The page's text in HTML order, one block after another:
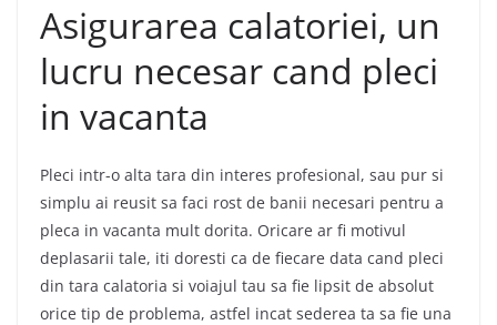
Asigurarea calatoriei, un
lucru necesar cand pleci
in vacanta
Pleci intr-o alta tara din interes profesional, sau pur si
simplu ai reusit sa faci rost de banii necesari pentru a
pleca in vacanta mult dorita. Oricare ar fi motivul
deplasarii tale, iti doresti ca de fiecare data cand pleci
din tara calatoria si voiajul tau sa fie lipsit de absolut
orice tip de problema, astfel incat sederea ta sa fie una